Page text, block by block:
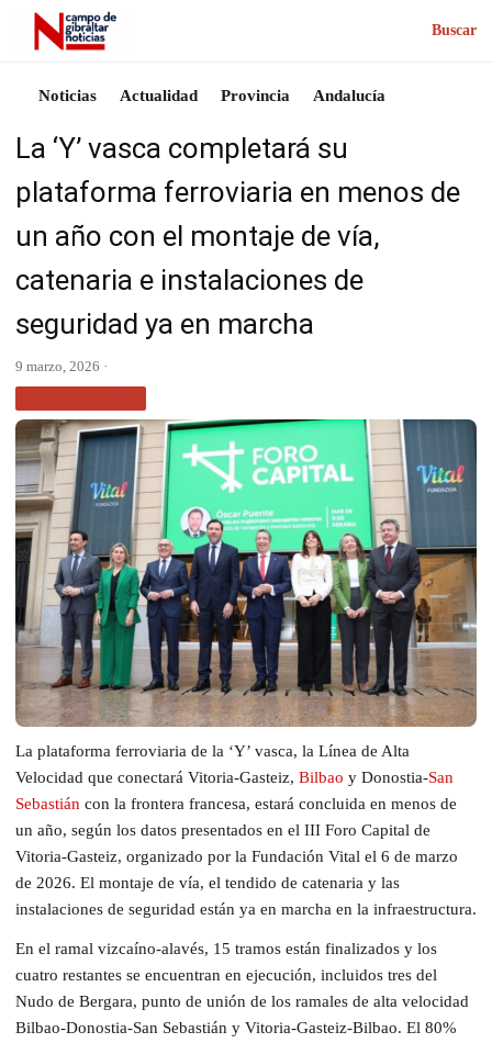
Buscar
Noticias Actualidad Provincia Andalucía
La ‘Y’ vasca completará su
plataforma ferroviaria en menos de
un año con el montaje de vía,
catenaria e instalaciones de
seguridad ya en marcha
9 marzo, 2026 ·
La plataforma ferroviaria de la ‘Y’ vasca, la Línea de Alta
Velocidad que conectará Vitoria-Gasteiz, Bilbao y Donostia-San
Sebastián con la frontera francesa, estará concluida en menos de
un año, según los datos presentados en el III Foro Capital de
Vitoria-Gasteiz, organizado por la Fundación Vital el 6 de marzo
de 2026. El montaje de vía, el tendido de catenaria y las
instalaciones de seguridad están ya en marcha en la infraestructura.
En el ramal vizcaíno-alavés, 15 tramos están finalizados y los
cuatro restantes se encuentran en ejecución, incluidos tres del
Nudo de Bergara, punto de unión de los ramales de alta velocidad
Bilbao-Donostia-San Sebastián y Vitoria-Gasteiz-Bilbao. El 80%